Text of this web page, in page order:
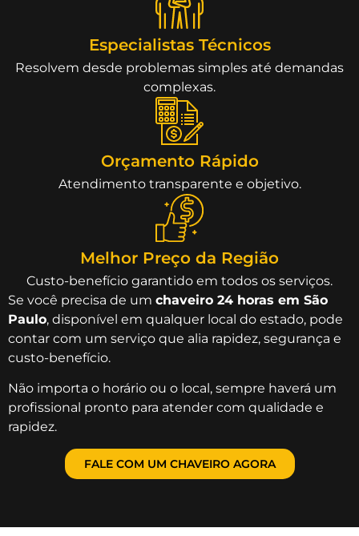
Especialistas Técnicos
Resolvem desde problemas simples até demandas
complexas.
Orçamento Rápido
Atendimento transparente e objetivo.
Melhor Preço da Região
Custo-benefício garantido em todos os serviços.
Se você precisa de um chaveiro 24 horas em São
Paulo, disponível em qualquer local do estado, pode
contar com um serviço que alia rapidez, segurança e
custo-benefício.
Não importa o horário ou o local, sempre haverá um
profissional pronto para atender com qualidade e
rapidez.
FALE COM UM CHAVEIRO AGORA